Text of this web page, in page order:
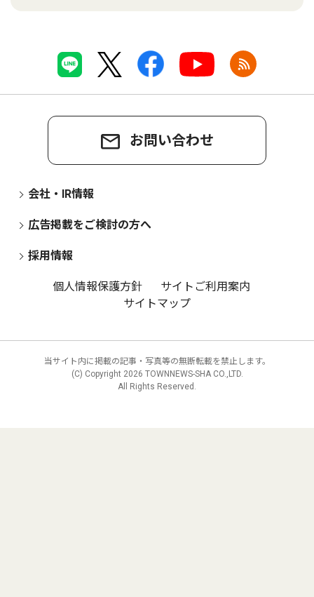
お問い合わせ
会社・IR情報
広告掲載をご検討の方へ
採用情報
個人情報保護方針
サイトご利用案内
サイトマップ
当サイト内に掲載の記事・写真等の無断転載を禁止します。
(C) Copyright 2026 TOWNNEWS-SHA CO.,LTD.
All Rights Reserved.